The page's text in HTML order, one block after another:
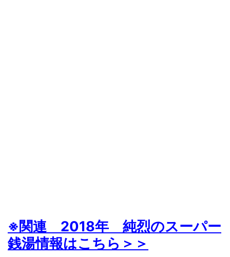
※関連 2018年 純烈のスーパー
銭湯情報はこちら＞＞